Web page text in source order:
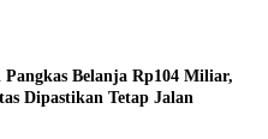
Belanja Rp104 Miliar,
Dipastikan Tetap Jalan